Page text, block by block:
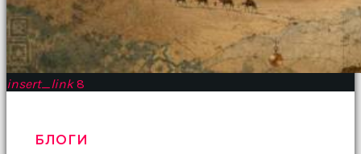
insert_link 8
БЛОГИ